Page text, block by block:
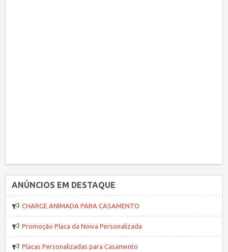
ANÚNCIOS EM DESTAQUE
CHARGE ANIMADA PARA CASAMENTO
Promoção Placa da Noiva Personalizada
Placas Personalizadas para Casamento